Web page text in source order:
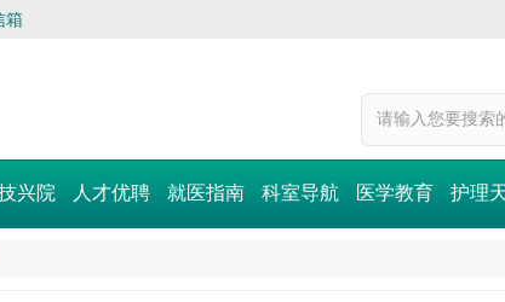
箱
兴院 人才优聘 就医指南 科室导航 医学教育 护理